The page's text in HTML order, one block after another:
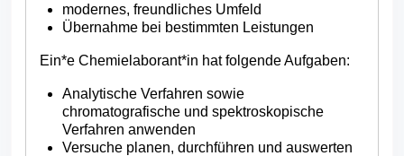
modernes, freundliches Umfeld
Übernahme bei bestimmten Leistungen
Ein*e Chemielaborant*in hat folgende Aufgaben:
Analytische Verfahren sowie
chromatografische und spektroskopische
Verfahren anwenden
Versuche planen, durchführen und auswerten